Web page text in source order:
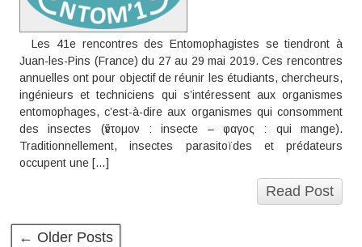
Les 41e rencontres des Entomophagistes se tiendront à
Juan-les-Pins (France) du 27 au 29 mai 2019. Ces rencontres
annuelles ont pour objectif de réunir les étudiants, chercheurs,
ingénieurs et techniciens qui s’intéressent aux organismes
entomophages, c’est-à-dire aux organismes qui consomment
des insectes (ἔντομον : insecte – φαγος : qui mange).
Traditionnellement, insectes parasitoïdes et prédateurs
occupent une […]
Read Post
← Older Posts